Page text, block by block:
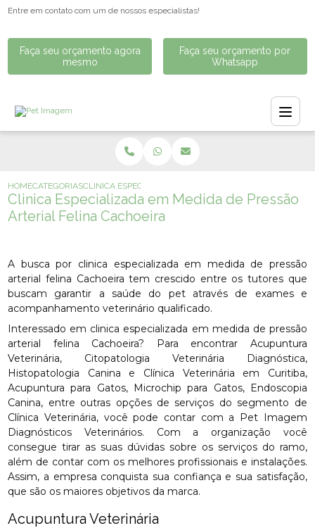
Entre em contato com um de nossos especialistas!
Faça seu orçamento agora
mesmo
Faça seu orçamento por
Whatsapp
HOMECATEGORIASCLINICA ESPECIALIZADA EM MEDIDA DE PRESSÃO
Clinica Especializada em Medida de Pressão
Arterial Felina Cachoeira
A busca por clinica especializada em medida de pressão
arterial felina Cachoeira tem crescido entre os tutores que
buscam garantir a saúde do pet através de exames e
acompanhamento veterinário qualificado.
Interessado em clinica especializada em medida de pressão
arterial felina Cachoeira? Para encontrar Acupuntura
Veterinária, Citopatologia Veterinária Diagnóstica,
Histopatologia Canina e Clínica Veterinária em Curitiba,
Acupuntura para Gatos, Microchip para Gatos, Endoscopia
Canina, entre outras opções de serviços do segmento de
Clínica Veterinária, você pode contar com a Pet Imagem
Diagnósticos Veterinários. Com a organização você
consegue tirar as suas dúvidas sobre os serviços do ramo,
além de contar com os melhores profissionais e instalações.
Assim, a empresa conquista sua confiança e sua satisfação,
que são os maiores objetivos da marca.
Acupuntura Veterinária